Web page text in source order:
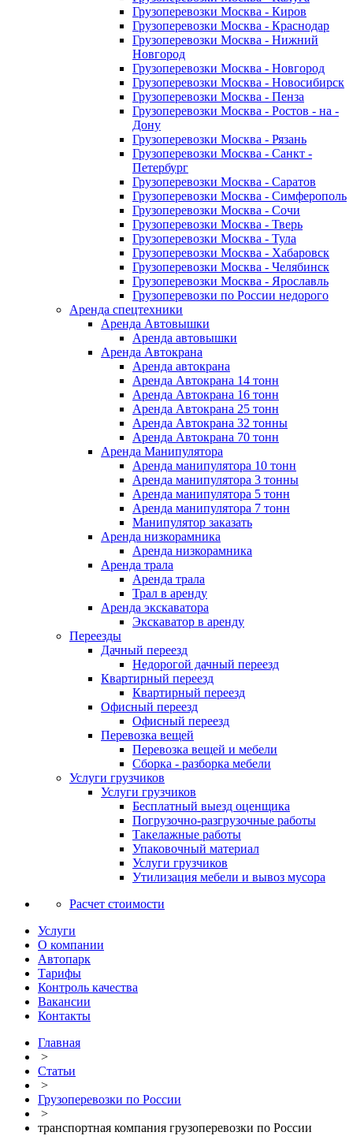
Грузоперевозки Москва - Киров
Грузоперевозки Москва - Краснодар
Грузоперевозки Москва - Нижний
Новгород
Грузоперевозки Москва - Новгород
Грузоперевозки Москва - Новосибирск
Грузоперевозки Москва - Пенза
Грузоперевозки Москва - Ростов - на -
Дону
Грузоперевозки Москва - Рязань
Грузоперевозки Москва - Санкт -
Петербург
Грузоперевозки Москва - Саратов
Грузоперевозки Москва - Симферополь
Грузоперевозки Москва - Сочи
Грузоперевозки Москва - Тверь
Грузоперевозки Москва - Тула
Грузоперевозки Москва - Хабаровск
Грузоперевозки Москва - Челябинск
Грузоперевозки Москва - Ярославль
Грузоперевозки по России недорого
Аренда спецтехники
Аренда Автовышки
Аренда автовышки
Аренда Автокрана
Аренда автокрана
Аренда Автокрана 14 тонн
Аренда Автокрана 16 тонн
Аренда Автокрана 25 тонн
Аренда Автокрана 32 тонны
Аренда Автокрана 70 тонн
Аренда Манипулятора
Аренда манипулятора 10 тонн
Аренда манипулятора 3 тонны
Аренда манипулятора 5 тонн
Аренда манипулятора 7 тонн
Манипулятор заказать
Аренда низкорамника
Аренда низкорамника
Аренда трала
Аренда трала
Трал в аренду
Аренда экскаватора
Экскаватор в аренду
Переезды
Дачный переезд
Недорогой дачный переезд
Квартирный переезд
Квартирный переезд
Офисный переезд
Офисный переезд
Перевозка вещей
Перевозка вещей и мебели
Сборка - разборка мебели
Услуги грузчиков
Услуги грузчиков
Бесплатный выезд оценщика
Погрузочно-разгрузочные работы
Такелажные работы
Упаковочный материал
Услуги грузчиков
Утилизация мебели и вывоз мусора
Расчет стоимости
Услуги
О компании
Автопарк
Тарифы
Контроль качества
Вакансии
Контакты
Главная
>
Статьи
>
Грузоперевозки по России
>
транспортная компания грузоперевозки по России